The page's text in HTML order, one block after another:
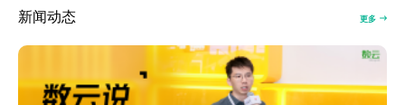
新闻动态 更多